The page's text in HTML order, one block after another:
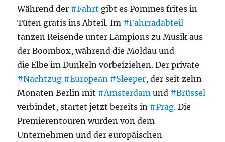
Während der #Fahrt gibt es Pommes frites in
Tüten gratis ins Abteil. Im #Fahrradabteil
tanzen Reisende unter Lampions zu Musik aus
der Boombox, während die Moldau und
die Elbe im Dunkeln vorbeiziehen. Der private
#Nachtzug #European #Sleeper, der seit zehn
Monaten Berlin mit #Amsterdam und #Brüssel
verbindet, startet jetzt bereits in #Prag. Die
Premierentouren wurden von dem
Unternehmen und der europäischen